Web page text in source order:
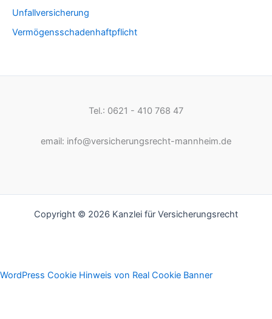
Unfallversicherung
Vermögensschadenhaftpflicht
Tel.: 0621 - 410 768 47
email: info@versicherungsrecht-mannheim.de
Copyright © 2026 Kanzlei für Versicherungsrecht
WordPress Cookie Hinweis von Real Cookie Banner